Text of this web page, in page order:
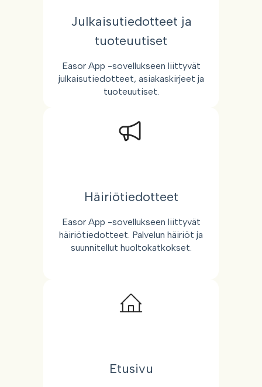
Julkaisutiedotteet ja
tuoteuutiset
Easor App -sovellukseen liittyvät
julkaisutiedotteet, asiakaskirjeet ja
tuoteuutiset.
Häiriötiedotteet
Easor App -sovellukseen liittyvät
häiriötiedotteet. Palvelun häiriöt ja
suunnitellut huoltokatkokset.
Etusivu